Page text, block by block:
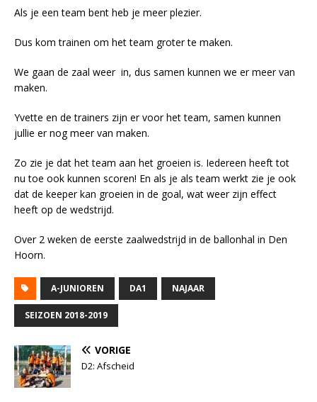
Als je een team bent heb je meer plezier.
Dus kom trainen om het team groter te maken.
We gaan de zaal weer in, dus samen kunnen we er meer van
maken.
Yvette en de trainers zijn er voor het team, samen kunnen
jullie er nog meer van maken.
Zo zie je dat het team aan het groeien is. Iedereen heeft tot
nu toe ook kunnen scoren! En als je als team werkt zie je ook
dat de keeper kan groeien in de goal, wat weer zijn effect
heeft op de wedstrijd.
Over 2 weken de eerste zaalwedstrijd in de ballonhal in Den
Hoorn.
A-JUNIOREN DA1 NAJAAR
SEIZOEN 2018-2019
VORIGE
D2: Afscheid